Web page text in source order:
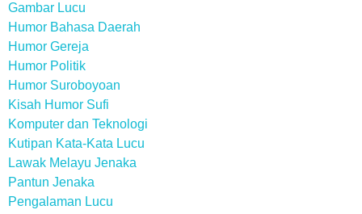
Gambar Lucu
Humor Bahasa Daerah
Humor Gereja
Humor Politik
Humor Suroboyoan
Kisah Humor Sufi
Komputer dan Teknologi
Kutipan Kata-Kata Lucu
Lawak Melayu Jenaka
Pantun Jenaka
Pengalaman Lucu